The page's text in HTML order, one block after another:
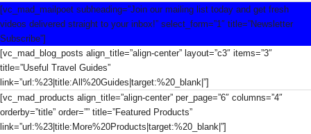
[vc_mad_mailpoet subheading=”Join our mailing list today and get fresh
videos delivered straight to your inbox!” select_form=”1″ title=”Newsletter
Subscribe”]
[vc_mad_blog_posts align_title=”align-center” layout=”c3″ items=”3″
title=”Useful Travel Guides”
link=”url:%23|title:All%20Guides|target:%20_blank|”]
[vc_mad_products align_title=”align-center” per_page=”6″ columns=”4″
orderby=”title” order=”” title=”Featured Products”
link=”url:%23|title:More%20Products|target:%20_blank|”]